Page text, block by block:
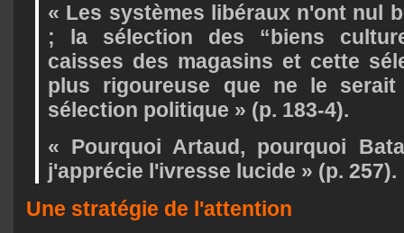
« Les systèmes libéraux n'ont nul
; la sélection des “biens
caisses des magasins et cette
plus rigoureuse que ne le serait
sélection politique » (p. 183-4).
« Pourquoi Artaud, pourquoi
j'apprécie l'ivresse lucide » (p. 257).
Une stratégie de l'attention